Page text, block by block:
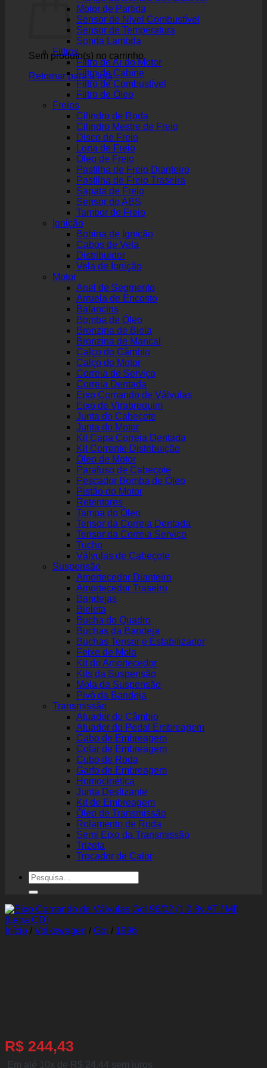
Sem produto(s) no carrinho.
Retornar para a loja
Motor de Partida
Sensor de Nível Combustível
Sensor de Temperatura
Sonda Lambda
Filtros
Filtro de Ar do Motor
Filtro de Cabine
Filtro de Combustível
Filtro de Óleo
Freios
Cilindro de Roda
Cilindro Mestre de Freio
Disco de Freio
Lona de Freio
Óleo de Freio
Pastilha de Freio Dianteiro
Pastilha de Freio Traseira
Sapata de Freio
Sensor do ABS
Tambor de Freio
Ignição
Bobina de Ignição
Cabos de Vela
Distribuidor
Vela de Ignição
Motor
Anel de Segmento
Arruela de Encosto
Balancins
Bomba de Óleo
Bronzina de Biela
Bronzina de Mancal
Calço do Câmbio
Calço do Motor
Correia de Serviço
Correia Dentada
Eixo Comando de Válvulas
Eixo de Virabrequim
Junta do Cabeçote
Junta do Motor
Kit Capa Correia Dentada
Kit Corrente Distribuição
Óleo de Motor
Parafuso de Cabeçote
Pescador Bomba de Óleo
Pistão do Motor
Retentores
Tampa do Óleo
Tensor da Correia Dentada
Tensor da Correia Serviço
Tucho
Válvulas de Cabeçote
Suspensão
Amortecedor Dianteiro
Amortecedor Traseiro
Bandejas
Bieleta
Bucha do Quadro
Buchas da Bandeja
Buchas Tensor e Estabilizador
Feixe de Mola
Kit do Amortecedor
Kits da Suspensão
Mola da Suspensão
Pivô da Bandeja
Transmissão
Atuador do Câmbio
Atuador do Pedal Embreagem
Cabo de Embreagem
Colar de Embreagem
Cubo de Roda
Garfo de Embreagem
Homocinética
Junta Deslizante
Kit de Embreagem
Óleo de Transmissão
Rolamento de Roda
Semi Eixo da Transmissão
Trizeta
Trocador de Calor
Pesquisar
por:
Início / Volkswagen / Gol / 1996
R$ 244,43
Em até 10x de R$ 24,44 sem juros